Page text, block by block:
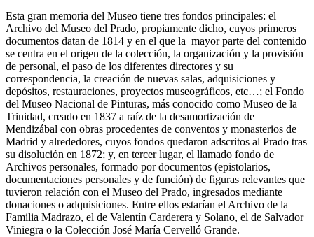
Esta gran memoria del Museo tiene tres fondos principales: el
Archivo del Museo del Prado, propiamente dicho, cuyos primeros
documentos datan de 1814 y en el que la mayor parte del contenido
se centra en el origen de la colección, la organización y la provisión
de personal, el paso de los diferentes directores y su
correspondencia, la creación de nuevas salas, adquisiciones y
depósitos, restauraciones, proyectos museográficos, etc…; el Fondo
del Museo Nacional de Pinturas, más conocido como Museo de la
Trinidad, creado en 1837 a raíz de la desamortización de
Mendizábal con obras procedentes de conventos y monasterios de
Madrid y alrededores, cuyos fondos quedaron adscritos al Prado tras
su disolución en 1872; y, en tercer lugar, el llamado fondo de
Archivos personales, formado por documentos (epistolarios,
documentaciones personales y de función) de figuras relevantes que
tuvieron relación con el Museo del Prado, ingresados mediante
donaciones o adquisiciones. Entre ellos estarían el Archivo de la
Familia Madrazo, el de Valentín Carderera y Solano, el de Salvador
Viniegra o la Colección José María Cervelló Grande.